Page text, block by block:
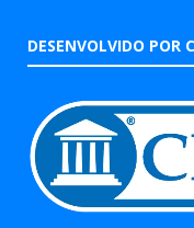
DESENVOLVIDO POR